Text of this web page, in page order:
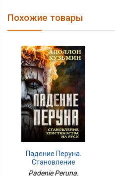
Похожие товары
Падение Перуна.
Становление
Христианства На Руси
Padenie Peruna.